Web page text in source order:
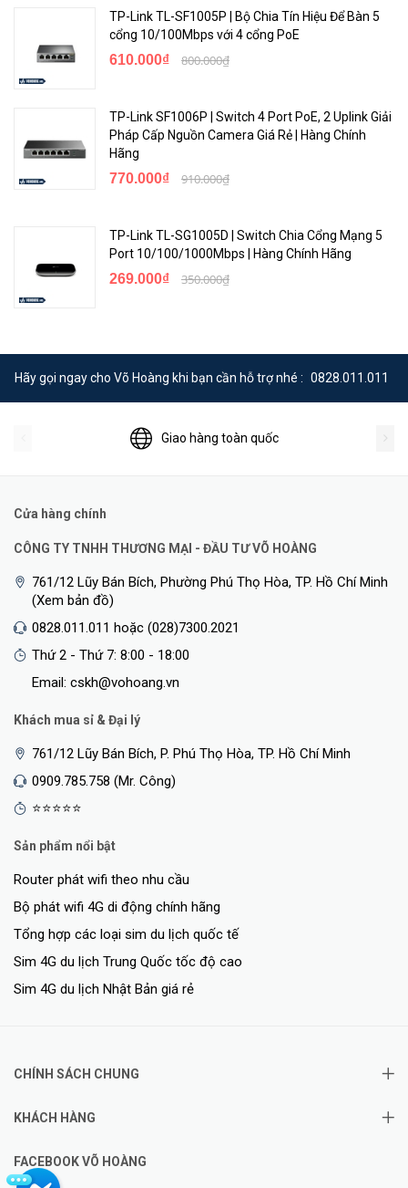
TP-Link TL-SF1005P | Bộ Chia Tín Hiệu Để Bàn 5
cổng 10/100Mbps với 4 cổng PoE
610.000₫ 800.000₫
TP-Link SF1006P | Switch 4 Port PoE, 2 Uplink Giải
Pháp Cấp Nguồn Camera Giá Rẻ | Hàng Chính
Hãng
770.000₫ 910.000₫
TP-Link TL-SG1005D | Switch Chia Cổng Mạng 5
Port 10/100/1000Mbps | Hàng Chính Hãng
269.000₫ 350.000₫
Hãy gọi ngay cho Võ Hoàng khi bạn cần hỗ trợ nhé : 0828.011.011
Giao hàng toàn quốc
Cửa hàng chính
CÔNG TY TNHH THƯƠNG MẠI - ĐẦU TƯ VÕ HOÀNG
761/12 Lũy Bán Bích, Phường Phú Thọ Hòa, TP. Hồ Chí Minh
(Xem bản đồ)
0828.011.011 hoặc (028)7300.2021
Thứ 2 - Thứ 7: 8:00 - 18:00
Email: cskh@vohoang.vn
Khách mua sỉ & Đại lý
761/12 Lũy Bán Bích, P. Phú Thọ Hòa, TP. Hồ Chí Minh
0909.785.758 (Mr. Công)
⭐⭐⭐⭐⭐
Sản phẩm nổi bật
Router phát wifi theo nhu cầu
Bộ phát wifi 4G di động chính hãng
Tổng hợp các loại sim du lịch quốc tế
Sim 4G du lịch Trung Quốc tốc độ cao
Sim 4G du lịch Nhật Bản giá rẻ
CHÍNH SÁCH CHUNG
KHÁCH HÀNG
FACEBOOK VÕ HOÀNG